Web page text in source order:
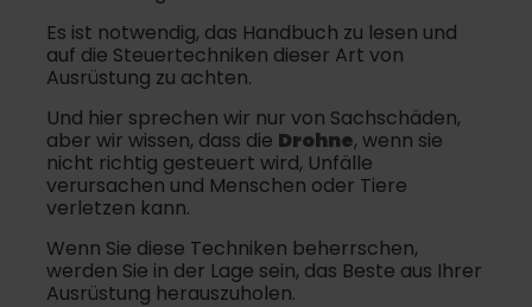
Es ist notwendig, das Handbuch zu lesen und
auf die Steuertechniken dieser Art von
Ausrüstung zu achten.
Und hier sprechen wir nur von Sachschäden,
aber wir wissen, dass die Drohne, wenn sie
nicht richtig gesteuert wird, Unfälle
verursachen und Menschen oder Tiere
verletzen kann.
Wenn Sie diese Techniken beherrschen,
werden Sie in der Lage sein, das Beste aus Ihrer
Ausrüstung herauszuholen.